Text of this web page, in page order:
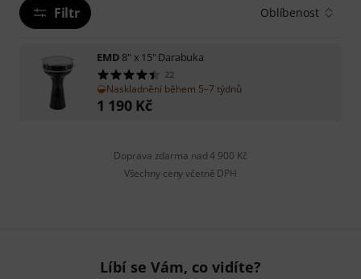
Filtr Oblíbenost
EMD 8" x 15" Darabuka
22
Naskladnění během 5–7 týdnů
1 190 Kč
Doprava zdarma nad 4 900 Kč
Všechny ceny včetně DPH
Líbí se Vám, co vidíte?